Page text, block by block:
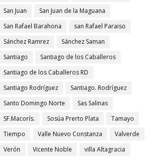
San Juan
San Juan de la Maguana
San Rafael Barahona
san Rafael Paraiso
Sánchez Ramrez
Sánchez Saman
Santiago
Santiago de los Caballeros
Santiago de los Caballeros RD
Santiago Rodríguez
Santiago. Rodríguez
Santo Domingo Norte
Sas Salinas
SF.Macorís.
Sosúa Prerto Plata
Tamayo
Tiempo
Valle Nuevo Constanza
Valverde
Verón
Vicente Noble villa Altagracia